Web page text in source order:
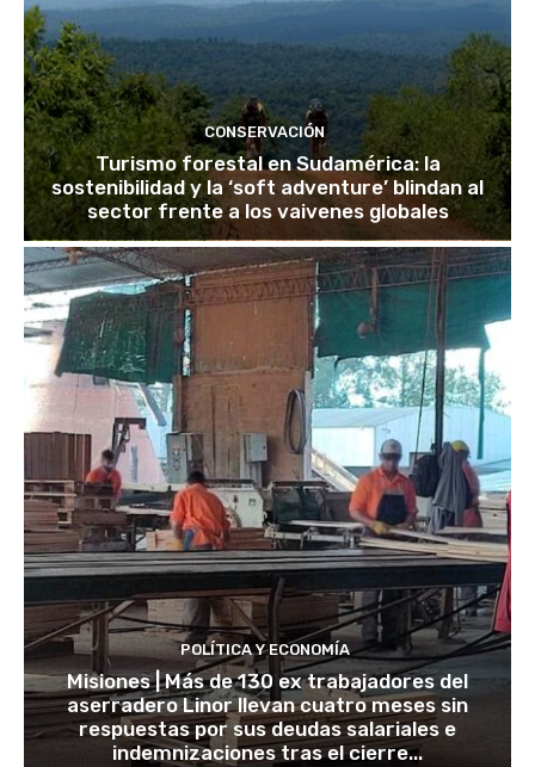
CONSERVACIÓN
Turismo forestal en Sudamérica: la
sostenibilidad y la ‘soft adventure’ blindan al
sector frente a los vaivenes globales
POLÍTICA Y ECONOMÍA
Misiones | Más de 130 ex trabajadores del
aserradero Linor llevan cuatro meses sin
respuestas por sus deudas salariales e
indemnizaciones tras el cierre...